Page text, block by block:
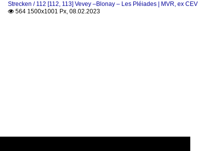
Strecken / 112 [112, 113] Vevey –Blonay – Les Pléiades | MVR, ex CEV
 564 1500x1001 Px, 08.02.2023